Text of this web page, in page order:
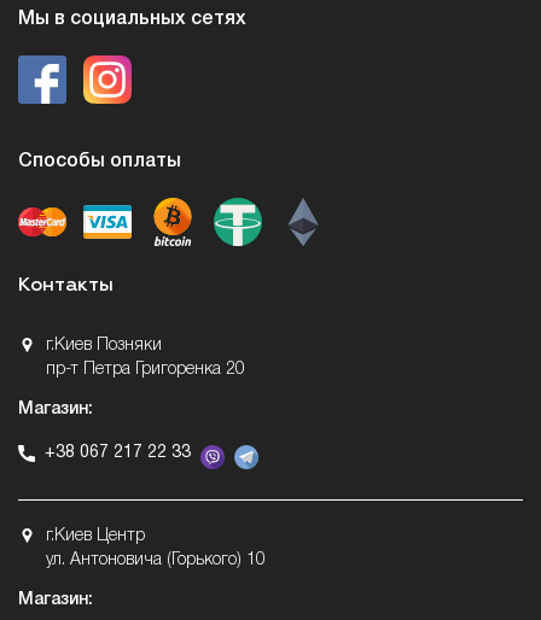
Мы в социальных сетях
Способы оплаты
Контакты
г.Киев Позняки
пр-т Петра Григоренка 20
Магазин:
+38 067 217 22 33
г.Киев Центр
ул. Антоновича (Горького) 10
Магазин: